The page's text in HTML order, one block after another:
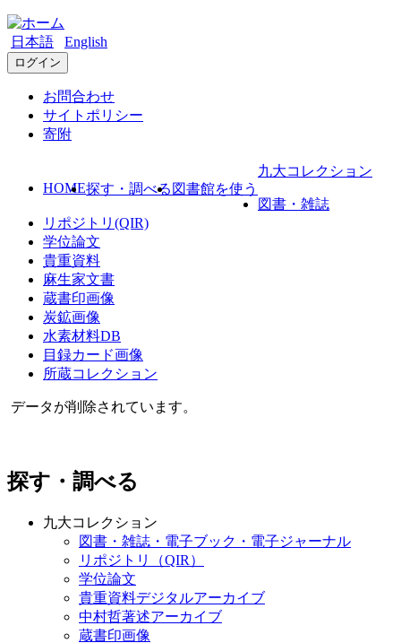
日本語 English
ログイン
お問合わせ
サイトポリシー
寄附
HOME探す・調べる 図書館を使う
九大コレクション
図書・雑誌
リポジトリ(QIR)
学位論文
貴重資料
麻生家文書
蔵書印画像
炭鉱画像
水素材料DB
目録カード画像
所蔵コレクション
データが削除されています。
探す・調べる
九大コレクション
図書・雑誌・電子ブック・電子ジャーナル
リポジトリ（QIR）
学位論文
貴重資料デジタルアーカイブ
中村哲著述アーカイブ
蔵書印画像